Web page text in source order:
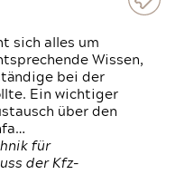
sich alles um
Wissen,
bei der
Ein wichtiger
über den
für
der Kfz-